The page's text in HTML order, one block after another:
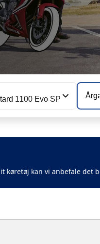
1100 Evo SP
køretøj kan vi anbefale det